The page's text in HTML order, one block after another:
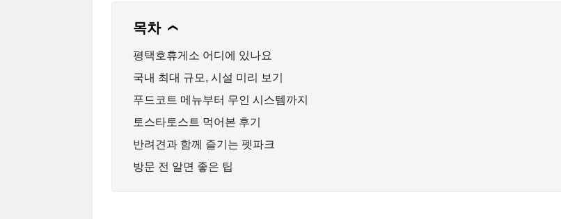
목차 ❯
평택호휴게소 어디에 있나요
국내 최대 규모, 시설 미리 보기
푸드코트 메뉴부터 무인 시스템까지
토스타토스트 먹어본 후기
반려견과 함께 즐기는 펫파크
방문 전 알면 좋은 팁